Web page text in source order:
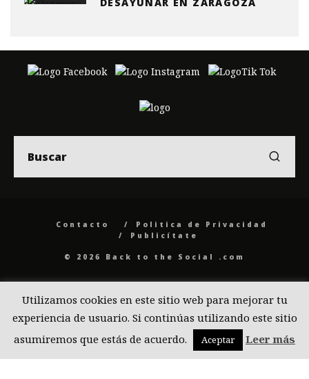
Contacto
Politica de Privacidad
Publicítate
© 2026 Back to the Social .com
Utilizamos cookies en este sitio web para mejorar tu
experiencia de usuario. Si continúas utilizando este sitio
asumiremos que estás de acuerdo.
Aceptar Leer más